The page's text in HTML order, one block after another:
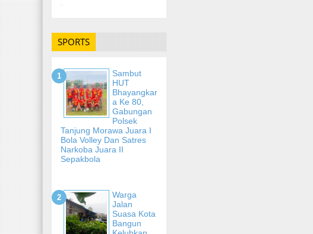
-
SPORTS
Sambut
HUT
Bhayangkar
A Ke 80,
Gabungan
Polsek
Tanjung Morawa Juara I
Bola Volley Dan Satres
Narkoba Juara II
Sepakbola
Warga
Jalan
Suasa Kota
Bangun